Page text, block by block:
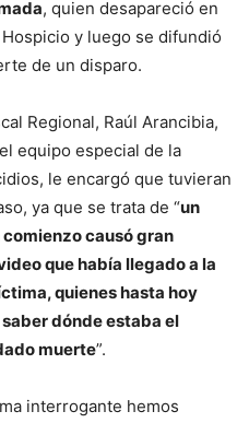
, quien desapareció en
y luego se difundió
de un disparo.
Regional, Raúl Arancibia,
equipo especial de la
le encargó que tuvieran
ya que se trata de “un
causó gran
que había llegado a la
quienes hasta hoy
dónde estaba el
muerte”.
interrogante hemos